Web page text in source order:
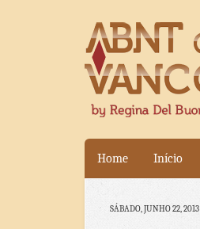
Home Início
SÁBADO, JUNHO 22, 2013